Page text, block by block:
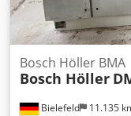
Bielefeld 11.135
Bosch Höller BMA
Bosch Höller